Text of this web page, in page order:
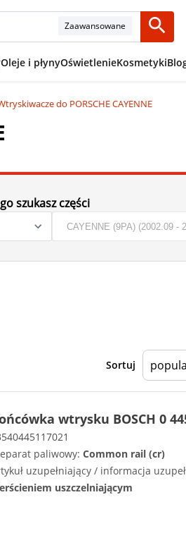
Zaawansowane
Oleje i płynyOświetlenieKosmetyki
do PORSCHE CAYENNE
szukasz części
Sortuj
wtrysku BOSCH 0
paliwowy: Common rail (cr)
uzupełniający / informacja
uszczelniającym